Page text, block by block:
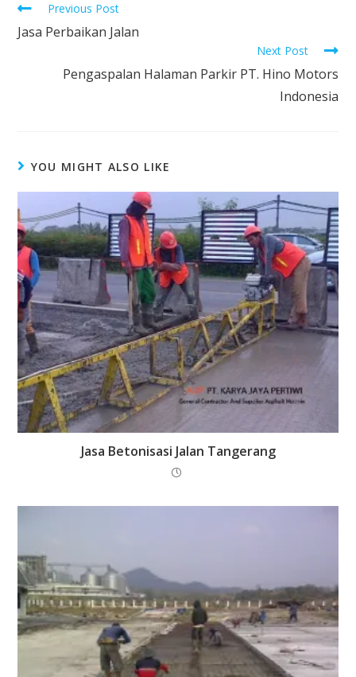
Previous Post
Jasa Perbaikan Jalan
Next Post
Pengaspalan Halaman Parkir PT. Hino Motors
Indonesia
YOU MIGHT ALSO LIKE
Jasa Betonisasi Jalan Tangerang